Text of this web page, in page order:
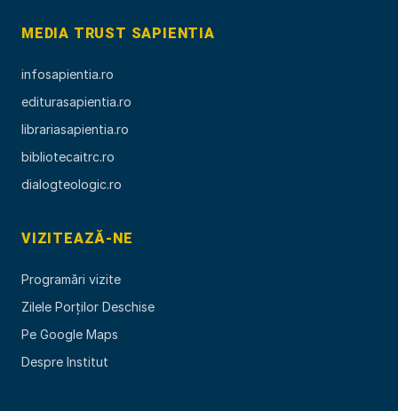
MEDIA TRUST SAPIENTIA
infosapientia.ro
editurasapientia.ro
librariasapientia.ro
bibliotecaitrc.ro
dialogteologic.ro
VIZITEAZĂ-NE
Programări vizite
Zilele Porților Deschise
Pe Google Maps
Despre Institut